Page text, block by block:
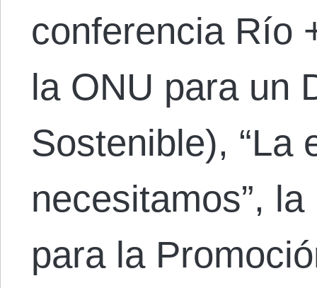
conferencia Río
la ONU para un
Sostenible), “La
necesitamos”,
para la